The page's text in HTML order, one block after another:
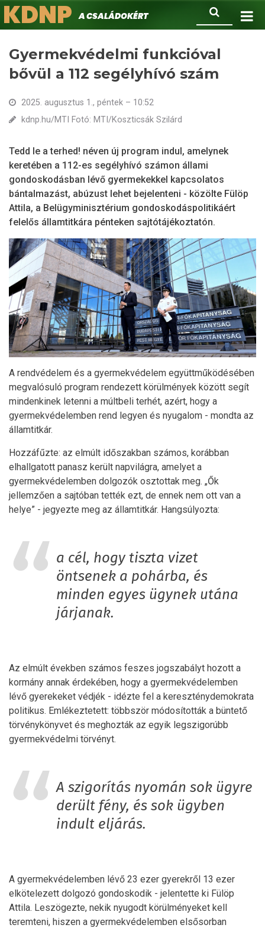
Ugrás
a
Keresés
KDNPA családokért.
Gyermekvédelmi funkcióval
bővül a 112 segélyhívó szám
2025. augusztus 1., péntek – 10:52
kdnp.hu/MTI Fotó: MTI/Koszticsák Szilárd
Tedd le a terhed! néven új program indul, amelynek
keretében a 112-es segélyhívó számon állami
gondoskodásban lévő gyermekekkel kapcsolatos
bántalmazást, abúzust lehet bejelenteni - közölte Fülöp
Attila, a Belügyminisztérium gondoskodáspolitikáért
felelős államtitkára pénteken sajtótájékoztatón.
A rendvédelem és a gyermekvédelem együttműködésében
megvalósuló program rendezett körülmények között segít
mindenkinek letenni a múltbeli terhét, azért, hogy a
gyermekvédelemben rend legyen és nyugalom - mondta az
államtitkár.
Hozzáfűzte: az elmúlt időszakban számos, korábban
elhallgatott panasz került napvilágra, amelyet a
gyermekvédelemben dolgozók osztottak meg. „Ők
jellemzően a sajtóban tették ezt, de ennek nem ott van a
helye” - jegyezte meg az államtitkár. Hangsúlyozta:
a cél, hogy tiszta vizet
öntsenek a pohárba, és
minden egyes ügynek utána
járjanak.
Az elmúlt években számos feszes jogszabályt hozott a
kormány annak érdekében, hogy a gyermekvédelemben
lévő gyerekeket védjék - idézte fel a kereszténydemokrata
politikus. Emlékeztetett: többször módosították a büntető
törvénykönyvet és meghozták az egyik legszigorúbb
gyermekvédelmi törvényt.
A szigorítás nyomán sok ügyre
derült fény, és sok ügyben
indult eljárás.
A gyermekvédelemben lévő 23 ezer gyerekről 13 ezer
elkötelezett dolgozó gondoskodik - jelentette ki Fülöp
Attila. Leszögezte, nekik nyugodt körülményeket kell
teremteni, hiszen a gyermekvédelemben elsősorban